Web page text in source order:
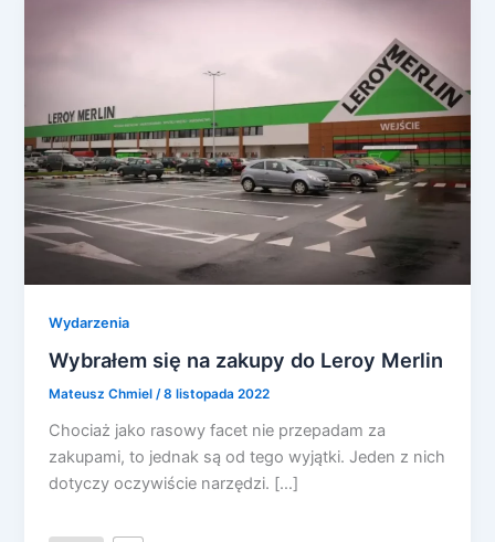
Wydarzenia
Wybrałem się na zakupy do Leroy Merlin
Mateusz Chmiel/8 listopada 2022
Chociaż jako rasowy facet nie przepadam za
zakupami, to jednak są od tego wyjątki. Jeden z nich
dotyczy oczywiście narzędzi. […]